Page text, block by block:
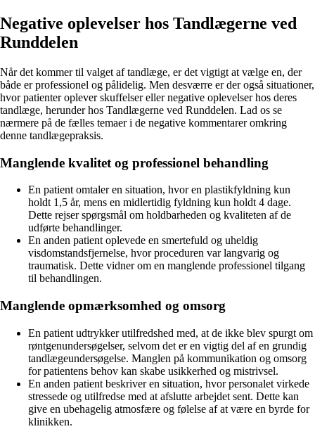
Negative oplevelser hos Tandlægerne ved
Runddelen
Når det kommer til valget af tandlæge, er det vigtigt at vælge en, der
både er professionel og pålidelig. Men desværre er der også situationer,
hvor patienter oplever skuffelser eller negative oplevelser hos deres
tandlæge, herunder hos Tandlægerne ved Runddelen. Lad os se
nærmere på de fælles temaer i de negative kommentarer omkring
denne tandlægepraksis.
Manglende kvalitet og professionel behandling
En patient omtaler en situation, hvor en plastikfyldning kun
holdt 1,5 år, mens en midlertidig fyldning kun holdt 4 dage.
Dette rejser spørgsmål om holdbarheden og kvaliteten af de
udførte behandlinger.
En anden patient oplevede en smertefuld og uheldig
visdomstandsfjernelse, hvor proceduren var langvarig og
traumatisk. Dette vidner om en manglende professionel tilgang
til behandlingen.
Manglende opmærksomhed og omsorg
En patient udtrykker utilfredshed med, at de ikke blev spurgt om
røntgenundersøgelser, selvom det er en vigtig del af en grundig
tandlægeundersøgelse. Manglen på kommunikation og omsorg
for patientens behov kan skabe usikkerhed og mistrivsel.
En anden patient beskriver en situation, hvor personalet virkede
stressede og utilfredse med at afslutte arbejdet sent. Dette kan
give en ubehagelig atmosfære og følelse af at være en byrde for
klinikken.